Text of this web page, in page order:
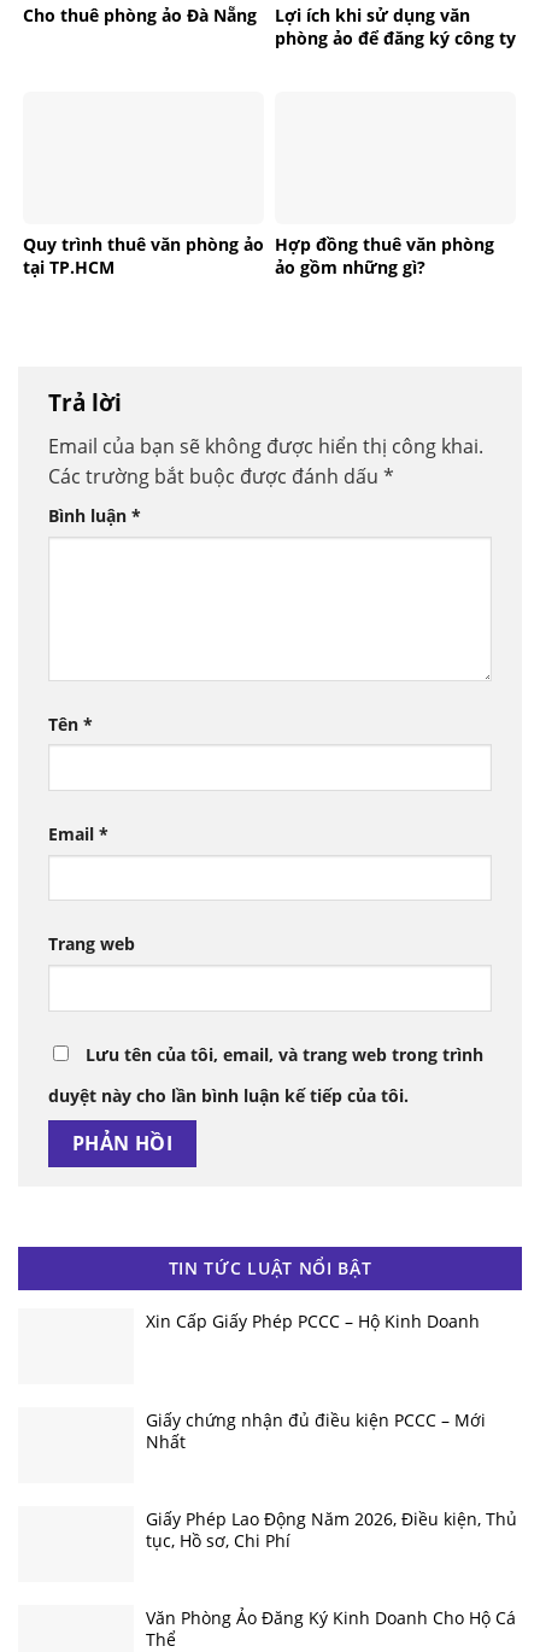
Cho thuê phòng ảo Đà Nẵng
Lợi ích khi sử dụng văn
phòng ảo để đăng ký công ty
Quy trình thuê văn phòng ảo
tại TP.HCM
Hợp đồng thuê văn phòng
ảo gồm những gì?
Trả lời
Email của bạn sẽ không được hiển thị công khai.
Các trường bắt buộc được đánh dấu *
Bình luận *
Tên *
Email *
Trang web
Lưu tên của tôi, email, và trang web trong trình
duyệt này cho lần bình luận kế tiếp của tôi.
TIN TỨC LUẬT NỔI BẬT
Xin Cấp Giấy Phép PCCC – Hộ Kinh Doanh
Giấy chứng nhận đủ điều kiện PCCC – Mới
Nhất
Giấy Phép Lao Động Năm 2026, Điều kiện, Thủ
tục, Hồ sơ, Chi Phí
Văn Phòng Ảo Đăng Ký Kinh Doanh Cho Hộ Cá
Thể